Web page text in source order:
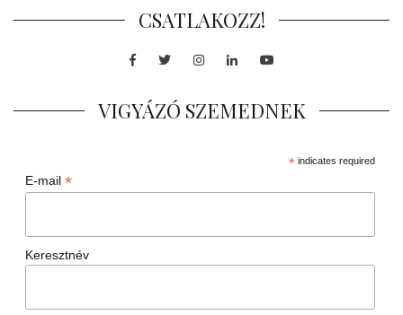
CSATLAKOZZ!
Facebook
TwitterInstagram
LinkedInYoutube
VIGYÁZÓ SZEMEDNEK
*indicates required
E-mail *
Keresztnév